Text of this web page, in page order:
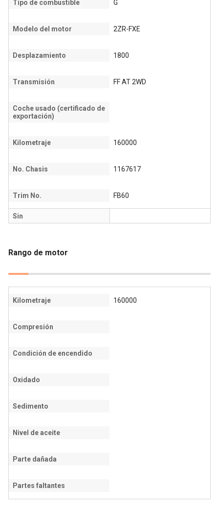
Tipo de combustible G
Modelo del motor 2ZR-FXE
Desplazamiento 1800
Transmisión FF AT 2WD
Coche usado (certificado de
exportación)
Kilometraje 160000
No. Chasis 1167617
Trim No. FB60
Sin
Rango de motor
Kilometraje 160000
Compresión
Condición de encendido
Oxidado
Sedimento
Nivel de aceite
Parte dañada
Partes faltantes